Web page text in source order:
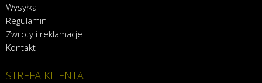
Wysyłka
Regulamin
Zwroty i reklamacje
Kontakt
STREFA KLIENTA